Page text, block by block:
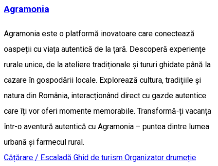
Agramonia
Agramonia este o platformă inovatoare care conectează
oaspeții cu viața autentică de la țară. Descoperă experiențe
rurale unice, de la ateliere tradiționale și tururi ghidate până la
cazare în gospodării locale. Explorează cultura, tradițiile și
natura din România, interacționând direct cu gazde autentice
care îți vor oferi momente memorabile. Transformă-ți vacanța
într-o aventură autentică cu Agramonia – puntea dintre lumea
urbană și farmecul rural.
Cățărare / Escaladă Ghid de turism Organizator drumeție